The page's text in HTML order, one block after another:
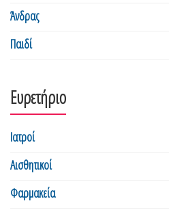
Άνδρας
Παιδί
Ευρετήριο
Ιατροί
Αισθητικοί
Φαρμακεία